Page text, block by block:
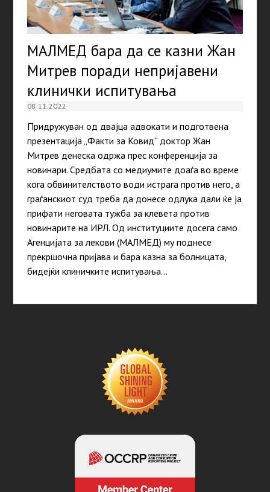
МАЛМЕД бара да се казни Жан
Митрев поради непријавени
клинички испитувања
08.11.2022
Придружуван од двајца адвокати и подготвена
презентација „Факти за Ковид“ доктор Жан
Митрев денеска одржа прес конференција за
новинари. Средбата со медиумите доаѓа во време
кога обвинителството води истрага против него, а
граѓанскиот суд треба да донесе одлука дали ќе ја
прифати неговата тужба за клевета против
новинарите на ИРЛ. Од институциите досега само
Агенцијата за лекови (МАЛМЕД) му поднесе
прекршочна пријава и бара казна за болницата,
бидејќи клиничките испитувања…